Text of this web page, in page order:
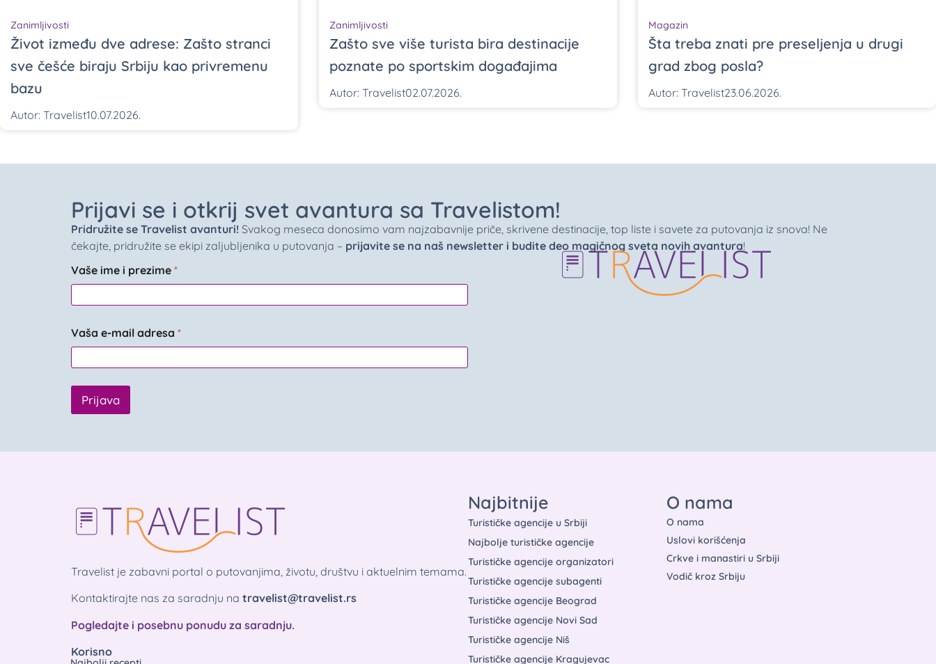
Zanimljivosti
Život između dve adrese: Zašto stranci
sve češće biraju Srbiju kao privremenu
bazu
Autor: Travelist10.07.2026.
Zanimljivosti
Zašto sve više turista bira destinacije
poznate po sportskim događajima
Autor: Travelist02.07.2026.
Magazin
Šta treba znati pre preseljenja u drugi
grad zbog posla?
Autor: Travelist23.06.2026.
Prijavi se i otkrij svet avantura sa Travelistom!
Pridružite se Travelist avanturi! Svakog meseca donosimo vam najzabavnije priče, skrivene destinacije, top liste i savete za putovanja iz snova! Ne
čekajte, pridružite se ekipi zaljubljenika u putovanja – prijavite se na naš newsletter i budite deo magičnog sveta novih avantura!
Vaše ime i prezime *
Vaša e-mail adresa *
Prijava
Travelist je zabavni portal o putovanjima, životu, društvu i aktuelnim temama.
Kontaktirajte nas za saradnju na travelist@travelist.rs
Pogledajte i posebnu ponudu za saradnju.
Korisno
Najbitnije
Turističke agencije u Srbiji
Najbolje turističke agencije
Turističke agencije organizatori
Turističke agencije subagenti
Turističke agencije Beograd
Turističke agencije Novi Sad
Turističke agencije Niš
Turističke agencije Kragujevac
O nama
O nama
Uslovi korišćenja
Crkve i manastiri u Srbiji
Vodič kroz Srbiju